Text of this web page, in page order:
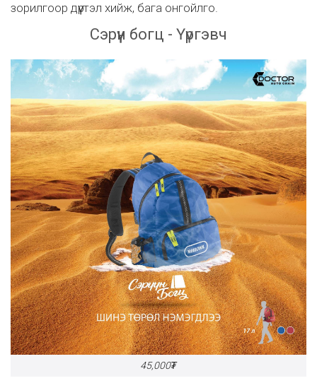
зорилгоор дүүртэл хийж, бага онгойлго.
Сэрүүн богц - Үүргэвч
45,000₮